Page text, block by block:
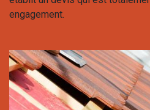
engagement.